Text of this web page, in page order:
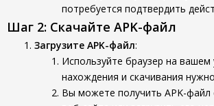
потребуется подтвердить
Шаг 2: Скачайте APK-файл
Загрузите APK-файл:
Используйте браузер на вашем
нахождения и скачивания
Вы можете получить APK-файл